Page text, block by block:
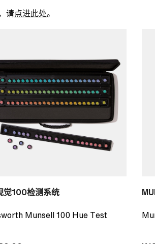
请点进此处。
觉100检测系统
Munsell 100 Hue Test